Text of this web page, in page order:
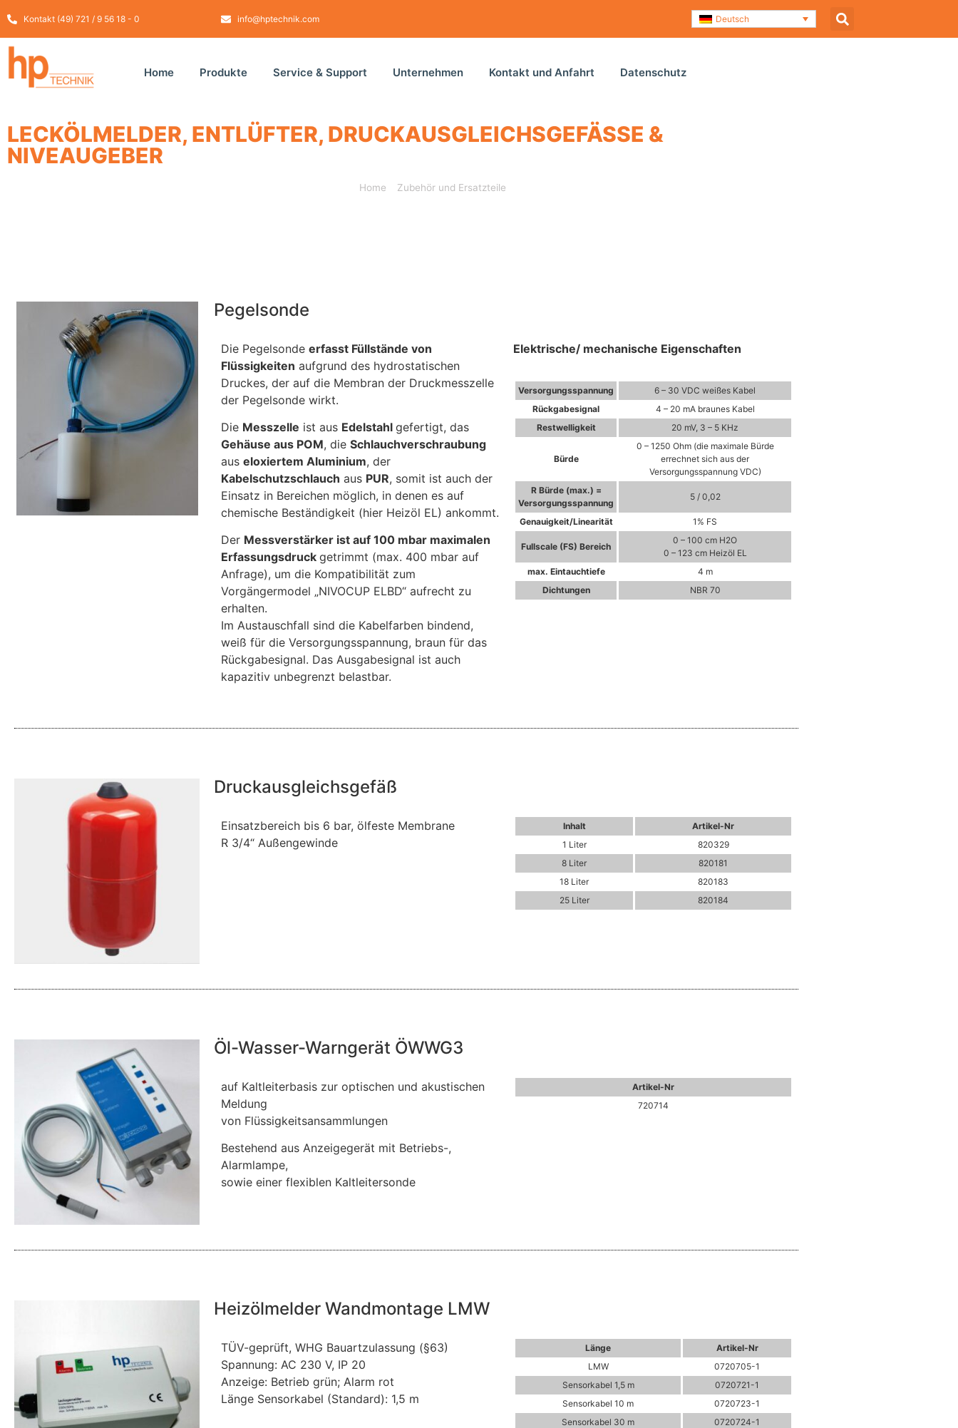
Kontakt (49) 721 / 9 56 18 - 0 info@hptechnik.com Deutsch
Home Produkte Service & Support Unternehmen Kontakt und Anfahrt Datenschutz
LECKÖLMELDER, ENTLÜFTER, DRUCKAUSGLEICHSGEFÄSSE & N
IVEAUGEBER
Home Zubehör und Ersatzteile
Pegelsonde
Die Pegelsonde erfasst Füllstände von
Flüssigkeiten aufgrund des hydrostatischen
Druckes, der auf die Membran der Druckmesszelle
der Pegelsonde wirkt.
Die Messzelle ist aus Edelstahl gefertigt, das
Gehäuse aus POM, die Schlauchverschraubung
aus eloxiertem Aluminium, der
Kabelschutzschlauch aus PUR, somit ist auch der
Einsatz in Bereichen möglich, in denen es auf
chemische Beständigkeit (hier Heizöl EL) ankommt.
Der Messverstärker ist auf 100 mbar maximalen
Erfassungsdruck getrimmt (max. 400 mbar auf
Anfrage), um die Kompatibilität zum
Vorgängermodel „NIVOCUP ELBD“ aufrecht zu
erhalten.
Im Austauschfall sind die Kabelfarben bindend,
weiß für die Versorgungsspannung, braun für das
Rückgabesignal. Das Ausgabesignal ist auch
kapazitiv unbegrenzt belastbar.
Elektrische/ mechanische Eigenschaften
Versorgungsspannung
6 – 30 VDC weißes Kabel
Rückgabesignal
4 – 20 mA braunes Kabel
Restwelligkeit
20 mV, 3 – 5 KHz
Bürde
0 – 1250 Ohm (die maximale Bürde
errechnet sich aus der
Versorgungsspannung VDC)
R Bürde (max.) =
Versorgungsspannung
5 / 0,02
Genauigkeit/Linearität 1% FS
Fullscale (FS) Bereich
0 – 100 cm H2O
0 – 123 cm Heizöl EL
max. Eintauchtiefe
4 m
Dichtungen
NBR 70
Druckausgleichsgefäß
Einsatzbereich bis 6 bar, ölfeste Membrane
R 3/4“ Außengewinde
Inhalt
Artikel-Nr
1 Liter
820329
8 Liter
820181
18 Liter
820183
25 Liter
820184
Öl-Wasser-Warngerät ÖWWG3
auf Kaltleiterbasis zur optischen und akustischen
Meldung
von Flüssigkeitsansammlungen
Bestehend aus Anzeigegerät mit Betriebs-,
Alarmlampe,
sowie einer flexiblen Kaltleitersonde
Artikel-Nr
720714
Heizölmelder Wandmontage LMW
TÜV-geprüft, WHG Bauartzulassung (§63)
Spannung: AC 230 V, IP 20
Anzeige: Betrieb grün; Alarm rot
Länge Sensorkabel (Standard): 1,5 m
Länge
Artikel-Nr
LMW
0720705-1
Sensorkabel 1,5 m
0720721-1
Sensorkabel 10 m
0720723-1
Sensorkabel 30 m
0720724-1